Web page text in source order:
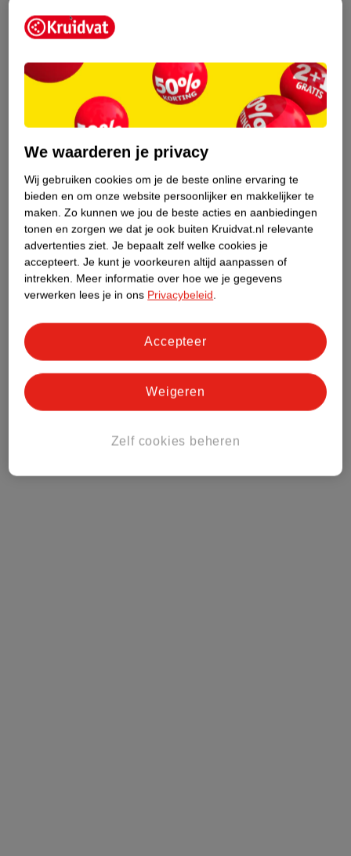
Zelf cookies beheren
We waarderen je privacy
Wij gebruiken cookies om je de beste online ervaring te
bieden en om onze website persoonlijker en makkelijker te
maken. Zo kunnen we jou de beste acties en aanbiedingen
tonen en zorgen we dat je ook buiten Kruidvat.nl relevante
advertenties ziet. Je bepaalt zelf welke cookies je
accepteert. Je kunt je voorkeuren altijd aanpassen of
intrekken. Meer informatie over hoe we je gegevens
verwerken lees je in ons Privacybeleid.
Zelf cookies beheren
Weigeren
Accepteer